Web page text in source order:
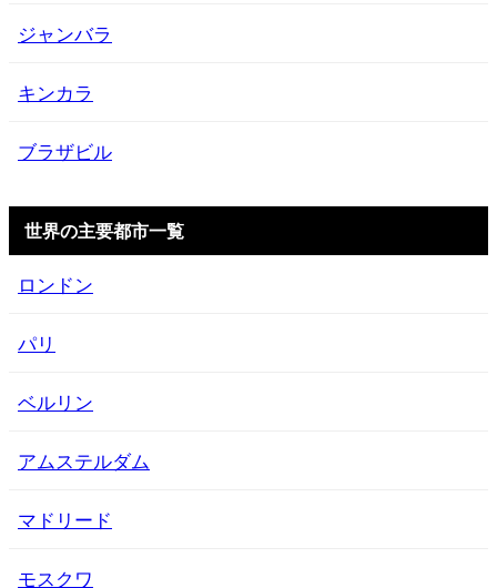
ジャンバラ
キンカラ
ブラザビル
世界の主要都市一覧
ロンドン
パリ
ベルリン
アムステルダム
マドリード
モスクワ